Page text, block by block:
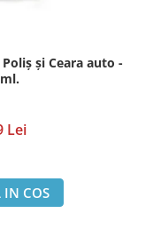
și Ceara auto -
Lei
IN COS